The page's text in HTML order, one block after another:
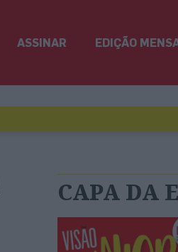
ASSINAR EDIÇÃO
CAPA DA